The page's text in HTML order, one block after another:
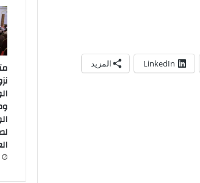
LinkedIn المزيد